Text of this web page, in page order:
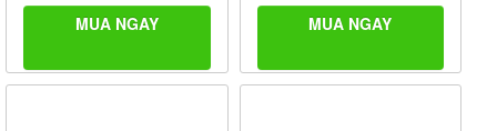
MUA NGAY
MUA NGAY